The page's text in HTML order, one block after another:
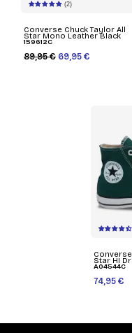
(2)
Converse Chuck Taylor All
Star Mono Leather Black
159612C
89,95 € 69,95 €
Star HI
A04544C
74,95 €